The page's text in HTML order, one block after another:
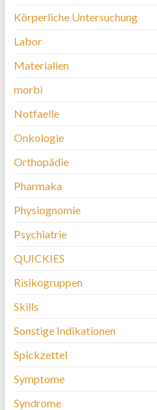
Körperliche Untersuchung
Labor
Materialien
morbi
Notfaelle
Onkologie
Orthopädie
Pharmaka
Physiognomie
Psychiatrie
QUICKIES
Risikogruppen
Skills
Sonstige Indikationen
Spickzettel
Symptome
Syndrome